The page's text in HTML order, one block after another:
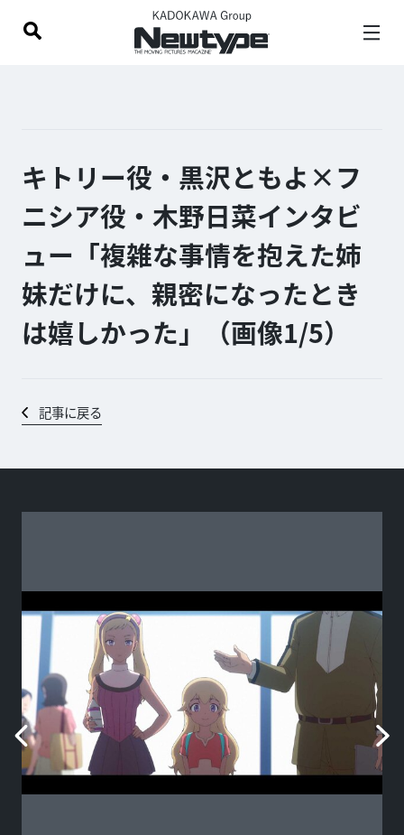
キトリー役・黒沢ともよ×フ
ニシア役・木野日菜インタビ
ュー「複雑な事情を抱えた姉
妹だけに、親密になったとき
は嬉しかった」（画像1/5）
記事に戻る